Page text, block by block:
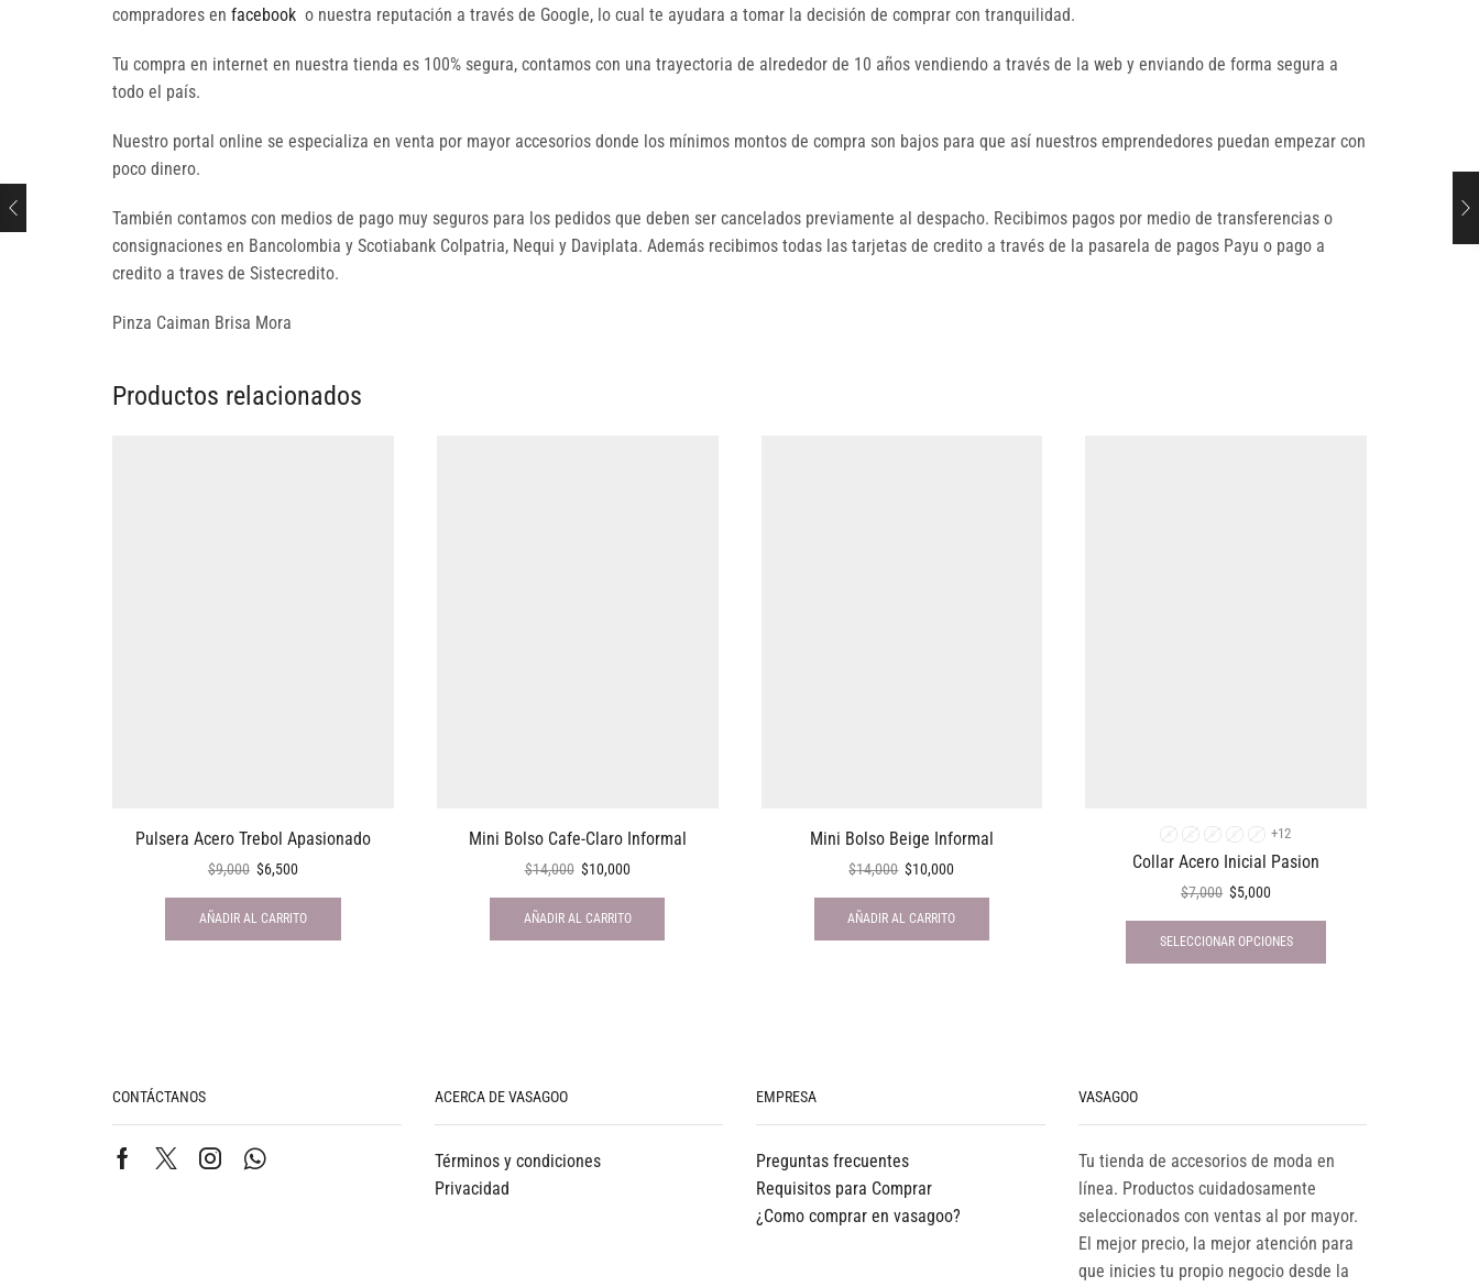
compradores en facebook o nuestra reputación a través de Google, lo cual te ayudara a tomar la decisión de comprar con tranquilidad.
Tu compra en internet en nuestra tienda es 100% segura, contamos con una trayectoria de alrededor de 10 años vendiendo a través de la web y enviando de forma segura a
todo el país.
Nuestro portal online se especializa en venta por mayor accesorios donde los mínimos montos de compra son bajos para que así nuestros emprendedores puedan empezar con
poco dinero.
También contamos con medios de pago muy seguros para los pedidos que deben ser cancelados previamente al despacho. Recibimos pagos por medio de transferencias o
consignaciones en Bancolombia y Scotiabank Colpatria, Nequi y Daviplata. Además recibimos todas las tarjetas de credito a través de la pasarela de pagos Payu o pago a
credito a traves de Sistecredito.
Pinza Caiman Brisa Mora
Productos relacionados
Pulsera Acero Trebol Apasionado
$9,000 $6,500
AÑADIR AL CARRITO
Mini Bolso Cafe-Claro Informal
$14,000 $10,000
AÑADIR AL CARRITO
Mini Bolso Beige Informal
$14,000 $10,000
AÑADIR AL CARRITO
A D +12
Collar Acero Inicial Pasion
$7,000 $5,000
SELECCIONAR OPCIONES
CONTÁCTANOS ACERCA DE VASAGOO
Términos y condiciones
Privacidad
EMPRESA
Preguntas frecuentes
Requisitos para Comprar
¿Como comprar en vasagoo?
VASAGOO
Tu tienda de accesorios de moda en
línea. Productos cuidadosamente
seleccionados con ventas al por mayor.
El mejor precio, la mejor atención para
que inicies tu propio negocio desde la